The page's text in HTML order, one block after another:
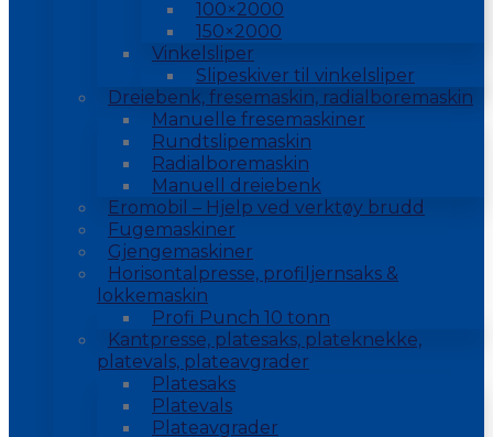
100×2000
150×2000
Vinkelsliper
Slipeskiver til vinkelsliper
Dreiebenk, fresemaskin, radialboremaskin
Manuelle fresemaskiner
Rundtslipemaskin
Radialboremaskin
Manuell dreiebenk
Eromobil – Hjelp ved verktøy brudd
Fugemaskiner
Gjengemaskiner
Horisontalpresse, profiljernsaks &
lokkemaskin
Profi Punch 10 tonn
Kantpresse, platesaks, plateknekke,
platevals, plateavgrader
Platesaks
Platevals
Plateavgrader